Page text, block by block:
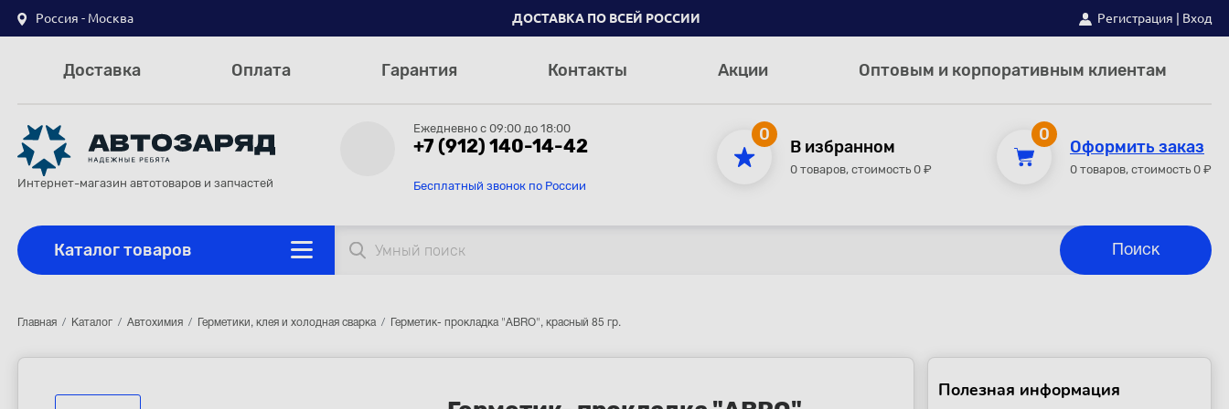
Россия - Москва ДОСТАВКА ПО ВСЕЙ РОССИИ Регистрация Вход
Доставка Оплата Гарантия Контакты Акции Оптовым и корпоративным клиентам
Интернет-магазин автотоваров и запчастей
Ежедневно с 09:00 до 18:00
+7 (912) 140-14-42
Бесплатный звонок по России
0
В избранном
0 товаров, стоимость 0 ₽
0
Оформить заказ
0 товаров, стоимость 0 ₽
Каталог товаров
Главная Каталог Автохимия Герметики, клея и холодная сварка Герметик- прокладка "ABRO", красный 85 гр.
Полезная информация